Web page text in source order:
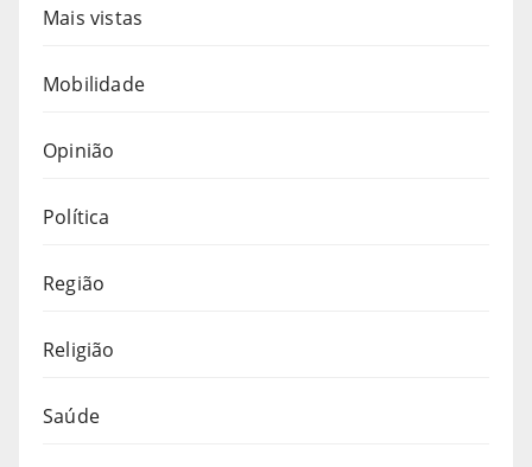
Mais vistas
Mobilidade
Opinião
Política
Região
Religião
Saúde